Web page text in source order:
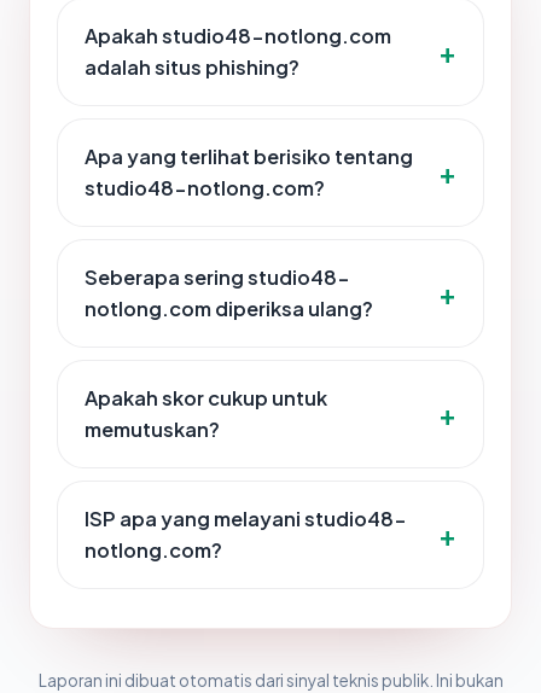
Apakah studio48-notlong.com
adalah situs phishing?
Apa yang terlihat berisiko tentang
studio48-notlong.com?
Seberapa sering studio48-
notlong.com diperiksa ulang?
Apakah skor cukup untuk
memutuskan?
ISP apa yang melayani studio48-
notlong.com?
Laporan ini dibuat otomatis dari sinyal teknis publik. Ini bukan